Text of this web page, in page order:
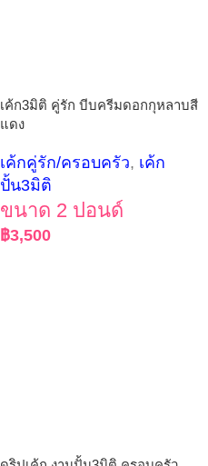
เค้ก3มิติ คู่รัก บีบครีมดอกกุหลาบสี
แดง
เค้กคู่รัก/ครอบครัว, เค้ก
ปั้น3มิติ
ขนาด 2 ปอนด์
฿3,500